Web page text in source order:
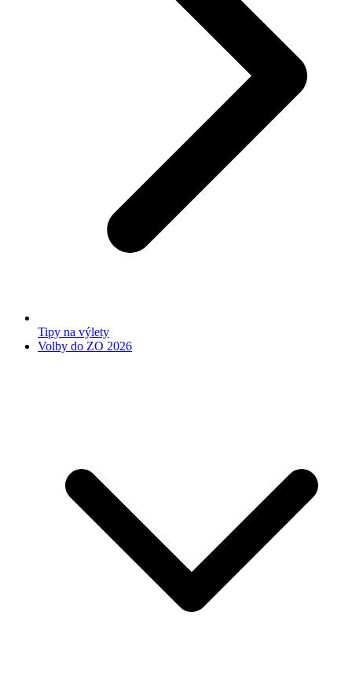
Tipy na výlety
Volby do ZO 2026